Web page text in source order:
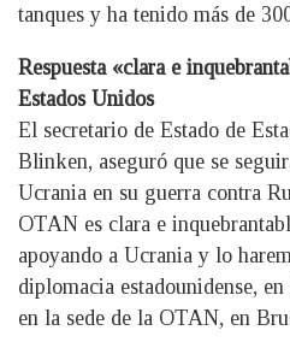
tanques y ha tenido más de
Respuesta «clara e
Estados Unidos
El secretario de Estado de
Blinken, aseguró que se
Ucrania en su guerra contra
OTAN es clara e
apoyando a Ucrania y lo
diplomacia estadounidense,
en la sede de la OTAN, en